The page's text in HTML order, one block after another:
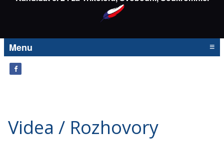
Menu ≡
Videa / Rozhovory